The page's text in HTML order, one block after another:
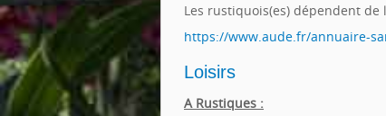
Les rustiquois(es) dépendent de
https://www.aude.fr/annuaire-
Loisirs
A Rustiques :